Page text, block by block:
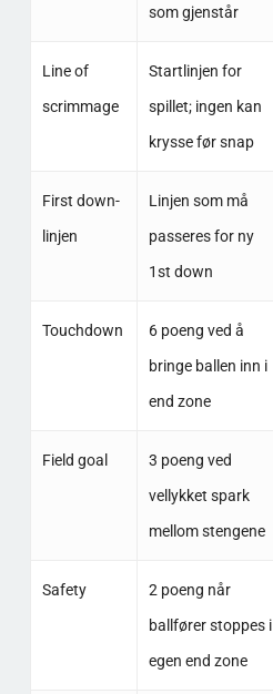
som gjenstår
Line of
scrimmage
Startlinjen for
spillet; ingen kan
krysse før snap
First down-
linjen
Linjen som må
passeres for ny
1st down
Touchdown
6 poeng ved å
bringe ballen inn i
end zone
Field goal
3 poeng ved
vellykket spark
mellom stengene
Safety
2 poeng når
ballfører stoppes i
egen end zone